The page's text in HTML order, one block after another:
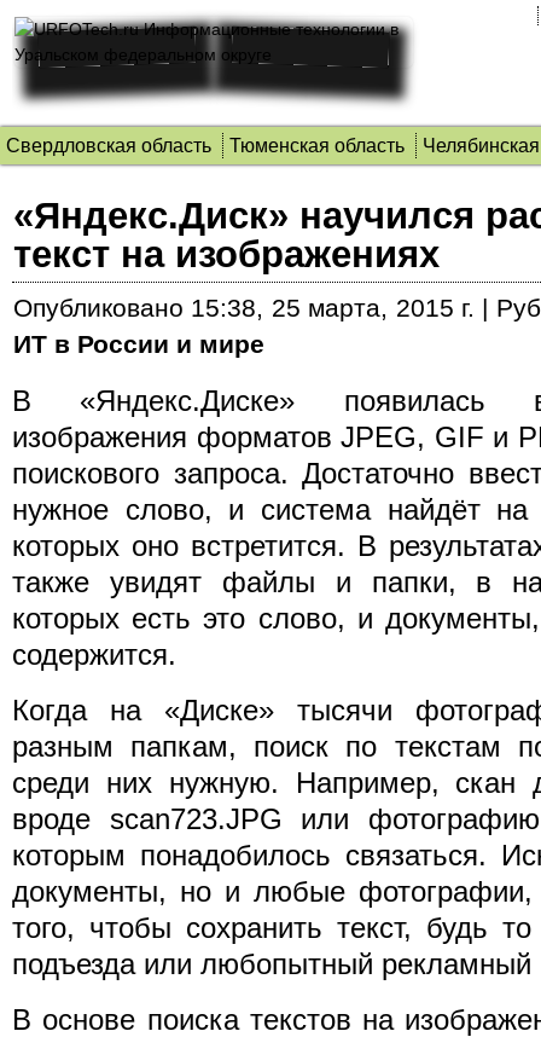
Свердловская область Тюменская область
«Яндекс.Диск» научился
текст на изображениях
Опубликовано 15:38, 25 марта, 2015 г. |
ИТ в России и мире
В «Яндекс.Диске» появилась
изображения форматов JPEG, GIF и
поискового запроса.Достаточно
нужное слово, и система найдёт на
которых оно встретится. В
также увидят файлы и папки, в
которых есть это слово, и
содержится.
Когда на «Диске» тысячи
разным папкам, поиск по текстам
среди них нужную. Например, скан
вроде scan723.JPG или
которым понадобилось связаться.
документы, но и любые фотографии,
того, чтобы сохранить текст, будь
подъезда или любопытный рекламный
В основе поиска текстов на